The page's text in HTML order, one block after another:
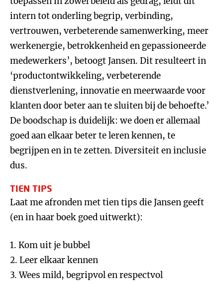
intern tot onderling begrip, verbinding,
vertrouwen, verbeterende samenwerking, meer
werkenergie, betrokkenheid en gepassioneerde
medewerkers’, betoogt Jansen. Dit resulteert in
‘productontwikkeling, verbeterende
dienstverlening, innovatie en meerwaarde voor
klanten door beter aan te sluiten bij de behoefte.’
De boodschap is duidelijk: we doen er allemaal
goed aan elkaar beter te leren kennen, te
begrijpen en in te zetten. Diversiteit en inclusie
dus.
TIEN TIPS
Laat me afronden met tien tips die Jansen geeft
(en in haar boek goed uitwerkt):
1. Kom uit je bubbel
2. Leer elkaar kennen
3. Wees mild, begripvol en respectvol